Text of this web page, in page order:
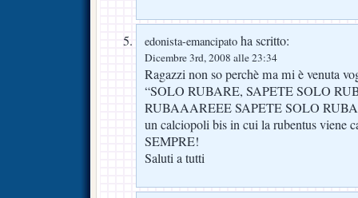
edonista-emancipato ha scritto:
Dicembre 3rd, 2008 alle 23:34
Ragazzi non so perchè ma mi è venuta
“SOLO RUBARE, SAPETE SOLO
RUBAAAREEE SAPETE SOLO
un calciopoli bis in cui la rubentus viene
SEMPRE!
Saluti a tutti